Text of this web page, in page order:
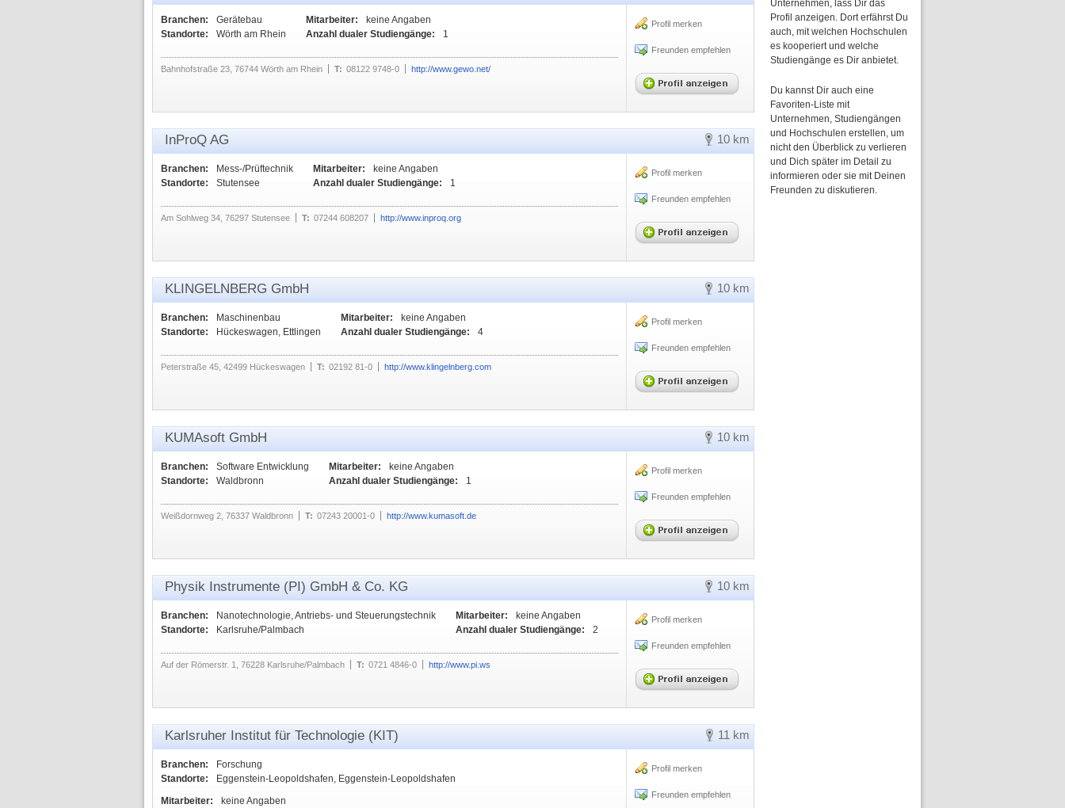
Branchen:
Gerätebau
Standorte:
Wörth am Rhein
Mitarbeiter:
keine Angaben
Anzahl dualer Studiengänge:
1
Bahnhofstraße 23, 76744 Wörth am Rhein T: 08122 9748-0 http://www.gewo.net/
Profil merken
Freunden empfehlen
10 km
InProQ AG
Branchen:
Mess-/Prüftechnik
Standorte:
Stutensee
Mitarbeiter:
keine Angaben
Anzahl dualer Studiengänge:
1
Am Sohlweg 34, 76297 Stutensee T: 07244 608207 http://www.inproq.org
Profil merken
Freunden empfehlen
10 km
KLINGELNBERG GmbH
Branchen:
Maschinenbau
Standorte:
Hückeswagen, Ettlingen
Mitarbeiter:
keine Angaben
Anzahl dualer Studiengänge:
4
Peterstraße 45, 42499 Hückeswagen T: 02192 81-0 http://www.klingelnberg.com
Profil merken
Freunden empfehlen
10 km
KUMAsoft GmbH
Branchen:
Software Entwicklung
Standorte:
Waldbronn
Mitarbeiter:
keine Angaben
Anzahl dualer Studiengänge:
1
Weißdornweg 2, 76337 Waldbronn T: 07243 20001-0 http://www.kumasoft.de
Profil merken
Freunden empfehlen
10 km
Physik Instrumente (PI) GmbH & Co. KG
Branchen:
Nanotechnologie, Antriebs- und Steuerungstechnik
Standorte:
Karlsruhe/Palmbach
Mitarbeiter:
keine Angaben
Anzahl dualer Studiengänge:
2
Auf der Römerstr. 1, 76228 Karlsruhe/Palmbach T: 0721 4846-0 http://www.pi.ws
Profil merken
Freunden empfehlen
11 km
Karlsruher Institut für Technologie (KIT)
Branchen:
Forschung
Standorte:
Eggenstein-Leopoldshafen, Eggenstein-Leopoldshafen
Mitarbeiter:
keine Angaben
Profil merken
Freunden empfehlen
Unternehmen, lass Dir das
Profil anzeigen. Dort erfährst Du
auch, mit welchen Hochschulen
es kooperiert und welche
Studiengänge es Dir anbietet.
Du kannst Dir auch eine
Favoriten-Liste mit
Unternehmen, Studiengängen
und Hochschulen erstellen, um
nicht den Überblick zu verlieren
und Dich später im Detail zu
informieren oder sie mit Deinen
Freunden zu diskutieren.